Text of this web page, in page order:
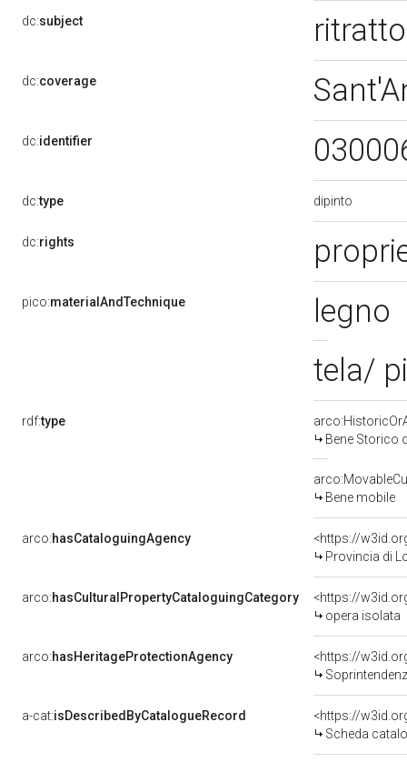
dc:subject
dc:coverage
dc:identifier
dc:type dipinto
dc:rights
pico:materialAndTechnique
legno
tela/
rdf:type
Bene Storico
Bene mobile
arco:hasCataloguingAgency
<https://
Provincia di
arco:hasCulturalPropertyCataloguingCategory
<https://
opera isolata
arco:hasHeritageProtectionAgency
<https://
a-cat:isDescribedByCatalogueRecord
<https://
Scheda